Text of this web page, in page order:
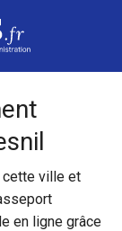
cette ville et
en ligne grâce